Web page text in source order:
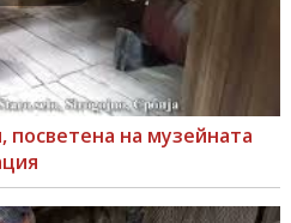
на музейната